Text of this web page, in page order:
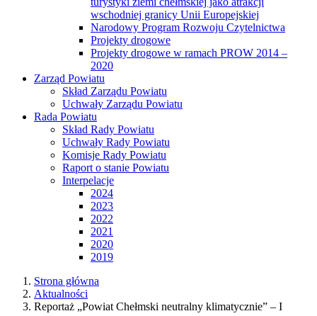
wschodniej granicy Unii Europejskiej
Narodowy Program Rozwoju Czytelnictwa
Projekty drogowe
Projekty drogowe w ramach PROW 2014 –
2020
Zarząd Powiatu
Skład Zarządu Powiatu
Uchwały Zarządu Powiatu
Rada Powiatu
Skład Rady Powiatu
Uchwały Rady Powiatu
Komisje Rady Powiatu
Raport o stanie Powiatu
Interpelacje
2024
2023
2022
2021
2020
2019
Strona główna
Aktualności
Reportaż „Powiat Chełmski neutralny klimatycznie” – I